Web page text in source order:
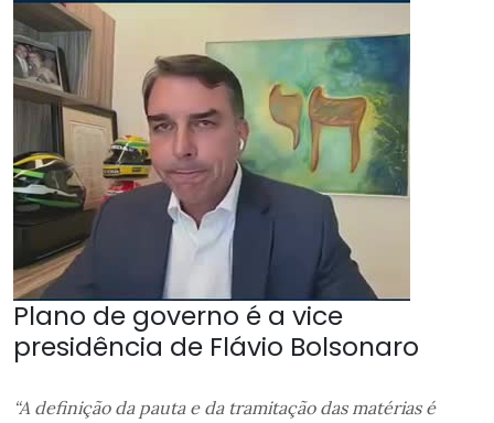
Plano de governo é a vice
presidência de Flávio Bolsonaro
“A definição da pauta e da tramitação das matérias é